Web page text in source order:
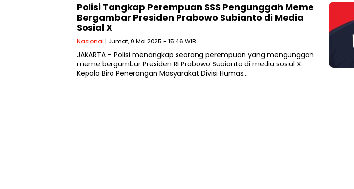
Polisi Tangkap Perempuan SSS Pengunggah Meme
Bergambar Presiden Prabowo Subianto di Media
Sosial X
Nasional | Jumat, 9 Mei 2025 - 15:46 WIB
JAKARTA – Polisi menangkap seorang perempuan yang mengunggah
meme bergambar Presiden RI Prabowo Subianto di media sosial X.
Kepala Biro Penerangan Masyarakat Divisi Humas…